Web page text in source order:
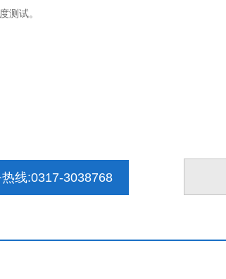
测试。
热线:0317-3038768